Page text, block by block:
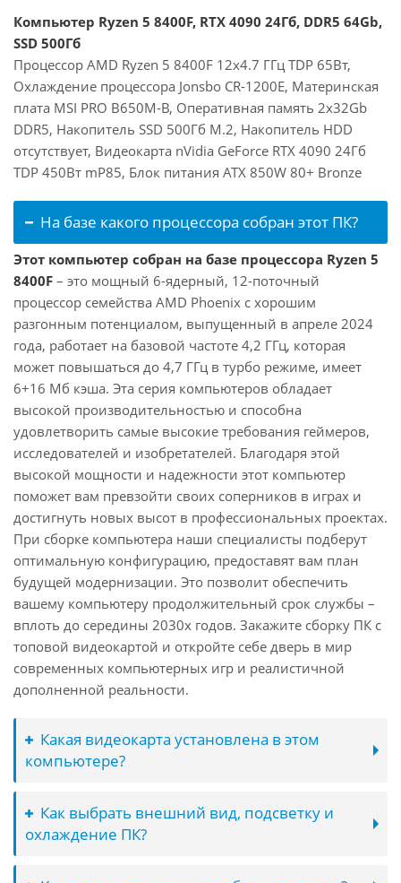
Компьютер Ryzen 5 8400F, RTX 4090 24Гб, DDR5 64Gb,
SSD 500Гб
Процессор AMD Ryzen 5 8400F 12x4.7 ГГц TDP 65Вт,
Охлаждение процессора Jonsbo CR-1200E, Материнская
плата MSI PRO B650M-B, Оперативная память 2x32Gb
DDR5, Накопитель SSD 500Гб M.2, Накопитель HDD
отсутствует, Видеокарта nVidia GeForce RTX 4090 24Гб
TDP 450Вт mP85, Блок питания ATX 850W 80+ Bronze
На базе какого процессора собран этот ПК?
Этот компьютер собран на базе процессора Ryzen 5
8400F – это мощный 6-ядерный, 12-поточный
процессор семейства AMD Phoenix с хорошим
разгонным потенциалом, выпущенный в апреле 2024
года, работает на базовой частоте 4,2 ГГц, которая
может повышаться до 4,7 ГГц в турбо режиме, имеет
6+16 Мб кэша. Эта серия компьютеров обладает
высокой производительностью и способна
удовлетворить самые высокие требования геймеров,
исследователей и изобретателей. Благодаря этой
высокой мощности и надежности этот компьютер
поможет вам превзойти своих соперников в играх и
достигнуть новых высот в профессиональных проектах.
При сборке компьютера наши специалисты подберут
оптимальную конфигурацию, предоставят вам план
будущей модернизации. Это позволит обеспечить
вашему компьютеру продолжительный срок службы –
вплоть до середины 2030х годов. Закажите сборку ПК с
топовой видеокартой и откройте себе дверь в мир
современных компьютерных игр и реалистичной
дополненной реальности.
Какая видеокарта установлена в этом
компьютере?
Как выбрать внешний вид, подсветку и
охлаждение ПК?